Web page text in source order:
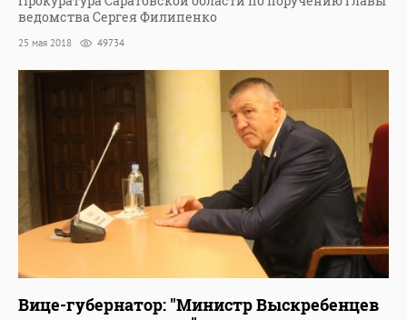
ведомства Сергея Филипенко
25 мая 2018 49734
Вице-губернатор: "Министр Выскребенцев